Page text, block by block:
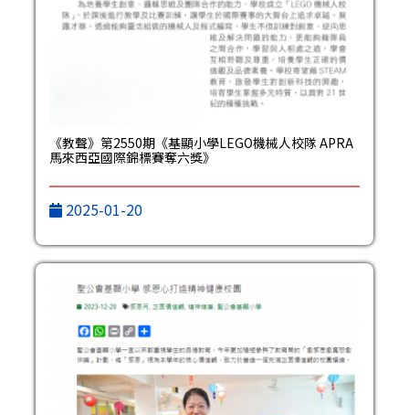
《教聲》第2550期《基顯小學LEGO機械人校隊 APRA
馬來西亞國際錦標賽奪六獎》
2025-01-20